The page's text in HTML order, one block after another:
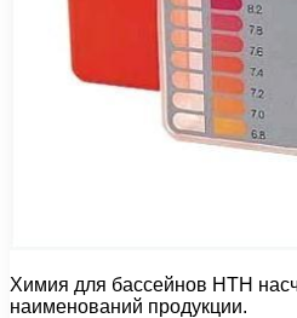
Химия для бассейнов НТН
наименований продукции.